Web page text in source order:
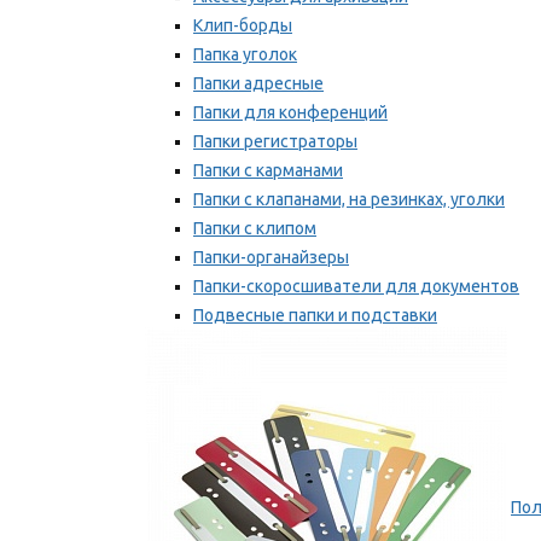
Клип-борды
Папка уголок
Папки адресные
Папки для конференций
Папки регистраторы
Папки с карманами
Папки с клапанами, на резинках, уголки
Папки с клипом
Папки-органайзеры
Папки-скоросшиватели для документов
Подвесные папки и подставки